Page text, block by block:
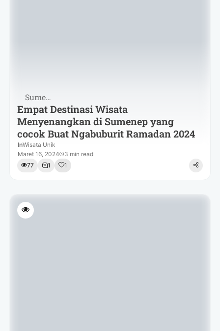
Sumenep
Empat Destinasi Wisata
Menyenangkan di Sumenep yang
cocok Buat Ngabuburit Ramadan 2024
InWisata Unik
Maret 16, 2024
3 min read
77
1 1